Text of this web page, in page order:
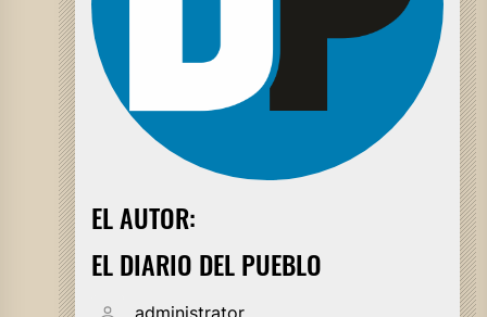
EL AUTOR:
EL DIARIO DEL PUEBLO